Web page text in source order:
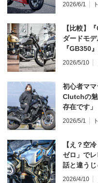
2026/6/1
【比較】
ダードモ
『GB350
2026/5/10
初心者マ
Clutchの魅
存在です」
2026/5/1
【え？空
ゼロ」で
話と違う
てならず
2026/4/10